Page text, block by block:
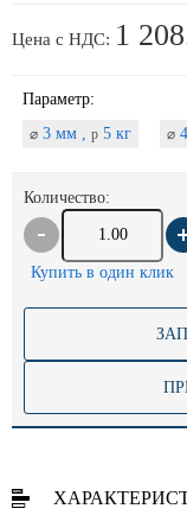
Цена с НДС: 1
Параметр:
⌀ 3 мм , p 5 кг ⌀
Количество:
Купить в один клик